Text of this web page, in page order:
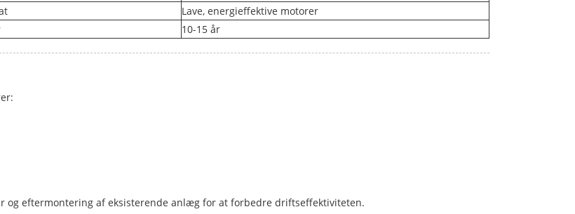
Lave, energieffektive motorer
10-15 år
og eftermontering af eksisterende anlæg for at forbedre driftseffektiviteten.